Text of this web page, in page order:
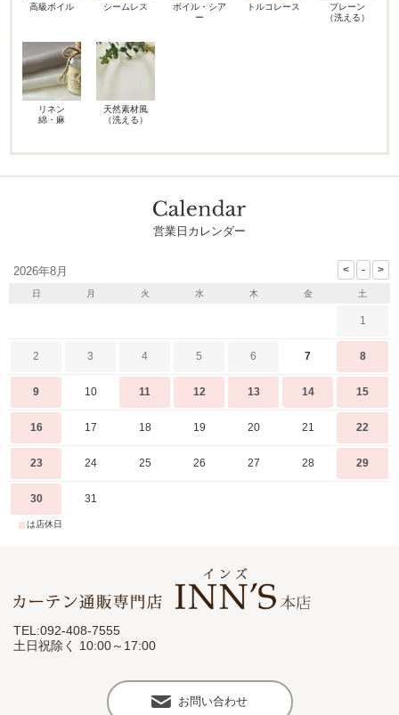
高級ボイル シームレス
ボイル・シア
ー
トルコレース
プレーン
（洗える）
リネン
綿・麻
天然素材風
（洗える）
営業日カレンダー
2026年8月
日 月 火 水 木 金 土
1
2 3 4 5 6 7 8
9 10 11 12 13 14 15
16 17 18 19 20 21 22
23 24 25 26 27 28 29
30 31
■は店休日
TEL:092-408-7555
土日祝除く 10:00～17:00
お問い合わせ